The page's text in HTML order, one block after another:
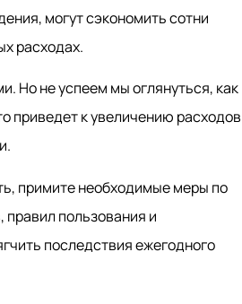
могут сэкономить сотни
расходах.
Но не успеем мы оглянуться, как
приведет к увеличению расходов
примите необходимые меры по
правил пользования и
последствия ежегодного